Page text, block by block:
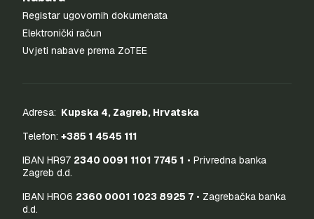
Registar ugovornih dokumenata
Elektronički račun
Uvjeti nabave prema ZoTEE
Adresa: Kupska 4, Zagreb, Hrvatska
Telefon: +385 1 4545 111
IBAN HR97 2340 0091 1101 7745 1 • Privredna banka
Zagreb d.d.
IBAN HR06 2360 0001 1023 8925 7 • Zagrebačka banka
d.d.